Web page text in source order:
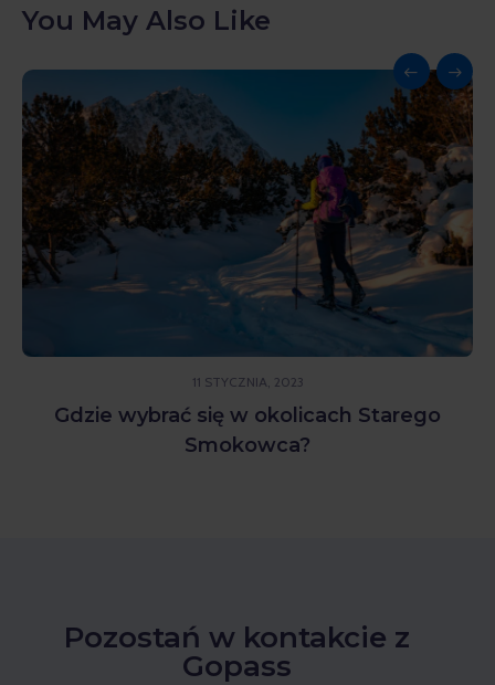
You May Also Like
11 STYCZNIA, 2023
Gdzie wybrać się w okolicach Starego
Smokowca?
Pozostań w kontakcie z
Gopass